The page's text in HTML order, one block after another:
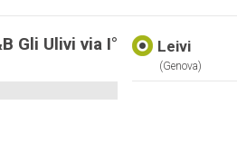
Gli Ulivi via I°
Leivi
(genova)